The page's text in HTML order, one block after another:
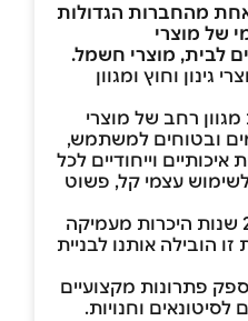
מהחברות הגדולות
של מוצרי
לבית, מוצרי חשמל.
גינון וחוץ ומגוון
רחב של מוצרי
ובטוחים למשתמש,
וייחודיים לכל
עצמי קל, פשוט
ברזומה שלנו ניסיון של 20 שנות היכרות מעמיקה
הובילה אותנו לבניית
פתרונות מקצועיים
לסיטונאים וחנויות.